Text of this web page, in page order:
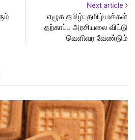
Next article
எழுக தமிழ்: தமிழ் மக்கள்
தற்காப்பு அரசியலை விட்டு
வெளிவர வேண்டும்